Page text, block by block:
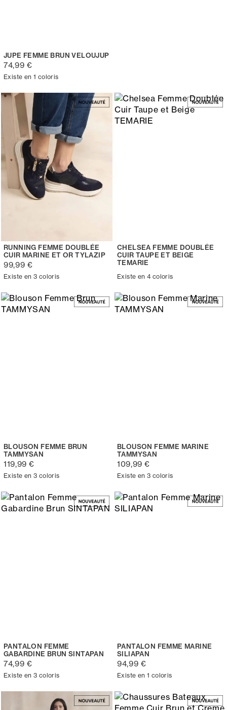
JUPE FEMME BRUN VELOUJUP
74,99 €
Existe en 1 coloris
RUNNING FEMME DOUBLÉE
CUIR MARINE ET OR TYLAZIP
99,99 €
Existe en 3 coloris
CHELSEA FEMME DOUBLÉE
CUIR TAUPE ET BEIGE
TEMARIE
Existe en 4 coloris
BLOUSON FEMME BRUN
TAMMYSAN
119,99 €
Existe en 3 coloris
BLOUSON FEMME MARINE
TAMMYSAN
109,99 €
Existe en 3 coloris
PANTALON FEMME
GABARDINE BRUN SINTAPAN
74,99 €
Existe en 3 coloris
PANTALON FEMME MARINE
SILIAPAN
94,99 €
Existe en 1 coloris